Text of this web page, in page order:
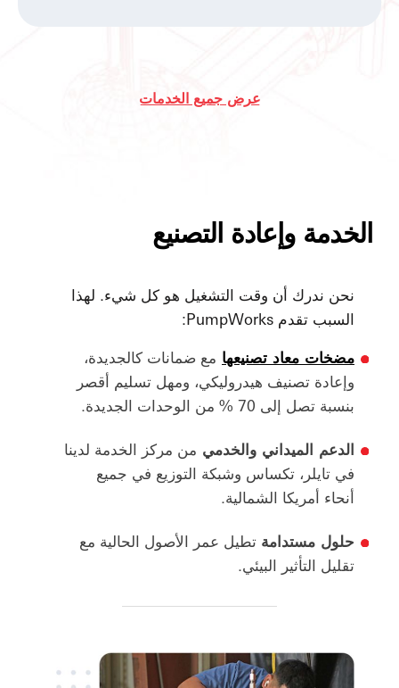
عرض جميع الخدمات
الخدمة وإعادة التصنيع
نحن ندرك أن وقت التشغيل هو كل شيء. لهذا
السبب تقدم PumpWorks:
مضخات معاد تصنيعها مع ضمانات كالجديدة،
وإعادة تصنيف هيدروليكي، ومهل تسليم أقصر
بنسبة تصل إلى 70 % من الوحدات الجديدة.
الدعم الميداني والخدمي من مركز الخدمة لدينا
في تايلر، تكساس وشبكة التوزيع في جميع
أنحاء أمريكا الشمالية.
حلول مستدامة تطيل عمر الأصول الحالية مع
تقليل التأثير البيئي.